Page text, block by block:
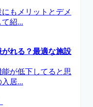
もメリットとデメ
紹...
れる？最適な施設
が低下してると思
居...